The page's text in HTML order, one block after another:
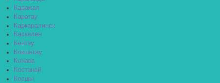
Каражал
Каратау
Каркаралинск
Каскелен
Кентау
Кокшетау
Конаев
Костанай
Косшы